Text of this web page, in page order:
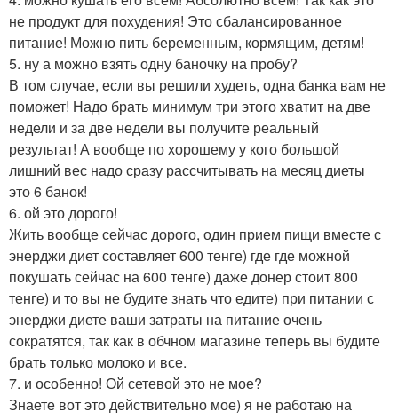
не продукт для похудения! Это сбалансированное
питание! Можно пить беременным, кормящим, детям!
5. ну а можно взять одну баночку на пробу?
В том случае, если вы решили худеть, одна банка вам не
поможет! Надо брать минимум три этого хватит на две
недели и за две недели вы получите реальный
результат! А вообще по хорошему у кого большой
лишний вес надо сразу рассчитывать на месяц диеты
это 6 банок!
6. ой это дорого!
Жить вообще сейчас дорого, один прием пищи вместе с
энерджи диет составляет 600 тенге) где где можной
покушать сейчас на 600 тенге) даже донер стоит 800
тенге) и то вы не будите знать что едите) при питании с
энерджи диете ваши затраты на питание очень
сократятся, так как в обчном магазине теперь вы будите
брать только молоко и все.
7. и особенно! Ой сетевой это не мое?
Знаете вот это действительно мое) я не работаю на